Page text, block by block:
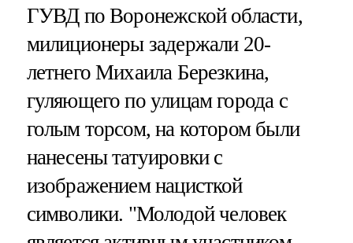
ГУВД по Воронежской области,
милиционеры задержали 20-
летнего Михаила Березкина,
гуляющего по улицам города с
голым торсом, на котором были
нанесены татуировки с
изображением нацисткой
символики. "Молодой человек